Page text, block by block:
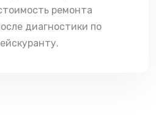
ремонта
диагностики по